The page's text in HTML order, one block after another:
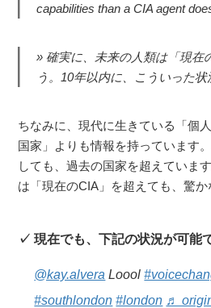
capabilities than a CIA agent
確実に、未来の人類は「現在
う。10年以内に、こういった状
ちなみに、現代に生きている「個
国家」よりも情報を持っています
しても、過去の国家を超えていま
は「現在のCIA」を超えても、驚か
現在でも、下記の状況が可能
@kay.alvera Loool
#southlondon #london ♬